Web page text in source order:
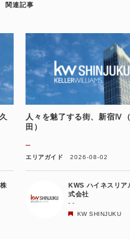
関連記事
人々を魅了する街、新宿Ⅳ
田）
エリアガイド 2026-08-02
KWS ハイネスリア
式会社
- -
KW SHINJUKU